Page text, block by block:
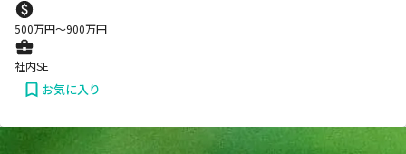
500万円〜900万円
社内SE
お気に入り